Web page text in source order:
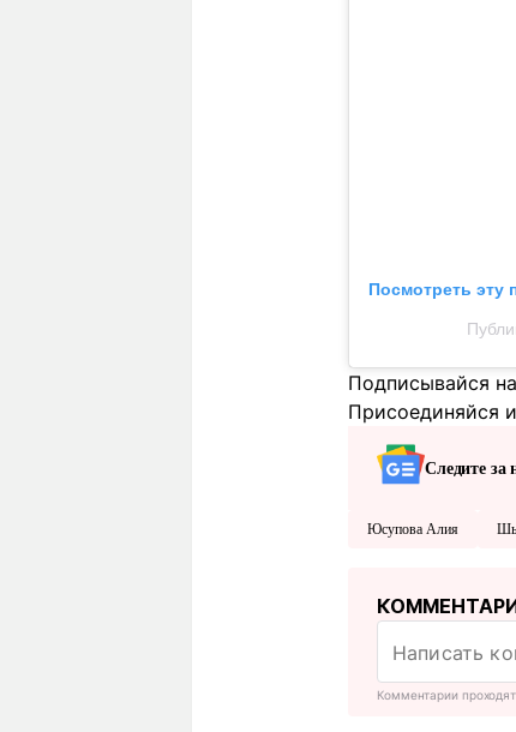
Посмотреть эту
Подписывайся
Присоединяйся
Следите за
Юсупова Алия
Комментарии